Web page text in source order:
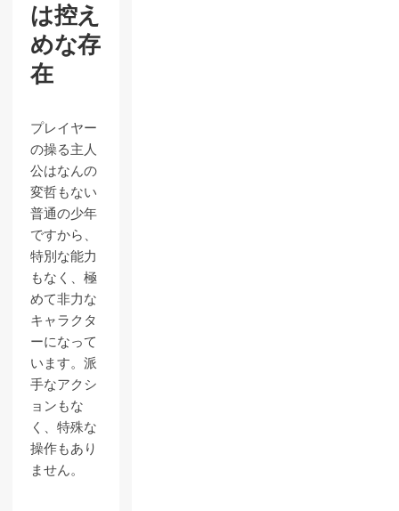
は控え
めな存
在
プレイヤー
の操る主人
公はなんの
変哲もない
普通の少年
ですから、
特別な能力
もなく、極
めて非力な
キャラクタ
ーになって
います。派
手なアクシ
ョンもな
く、特殊な
操作もあり
ません。